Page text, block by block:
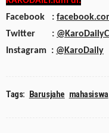
Facebook :
Twitter :
Instagram : @KaroDaily
Tags: Barusjahe mahasiswa